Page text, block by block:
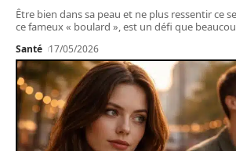
Être bien dans sa peau et ne plus ressentir ce
ce fameux « boulard », est un défi que
Santé 17/05/2026